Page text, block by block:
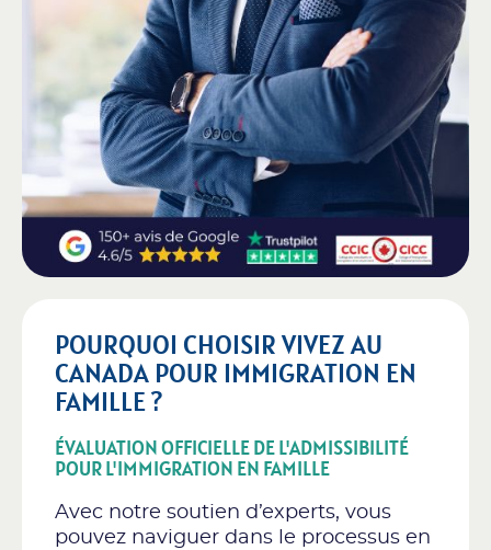
POURQUOI CHOISIR VIVEZ AU
CANADA POUR IMMIGRATION EN
FAMILLE ?
ÉVALUATION OFFICIELLE DE L'ADMISSIBILITÉ
POUR L'IMMIGRATION EN FAMILLE
Avec notre soutien d’experts, vous
pouvez naviguer dans le processus en